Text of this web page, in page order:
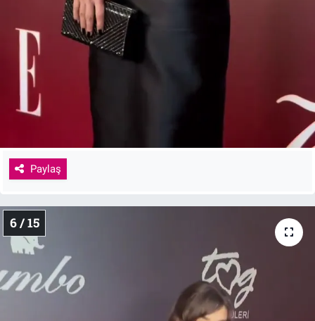
Paylaş
6 / 15